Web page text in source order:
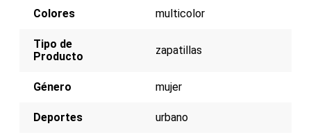
Colores multicolor
Tipo de
Producto
zapatillas
Género mujer
Deportes urbano